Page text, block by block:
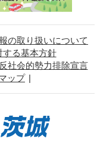
の取り扱いについて
する基本方針
社会的勢力排除宣言
ップ